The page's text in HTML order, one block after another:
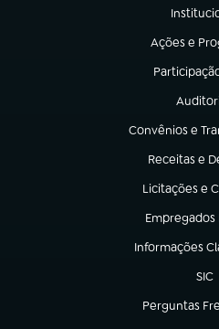
(abre
Ações e
(abre em
(abre em
(abre
Convênios e
(abre em nova
Receitas e
(abre em
Licitações e
(abre em
Empregados
(abre em
Informações
(abre em nova
SIC
Perguntas
(abre em